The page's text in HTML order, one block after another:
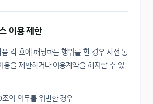
이용 제한
각 호에 해당하는 행위를 한 경우 사전 통
용을 제한하거나 이용계약을 해지할 수 있
의 의무를 위반한 경우